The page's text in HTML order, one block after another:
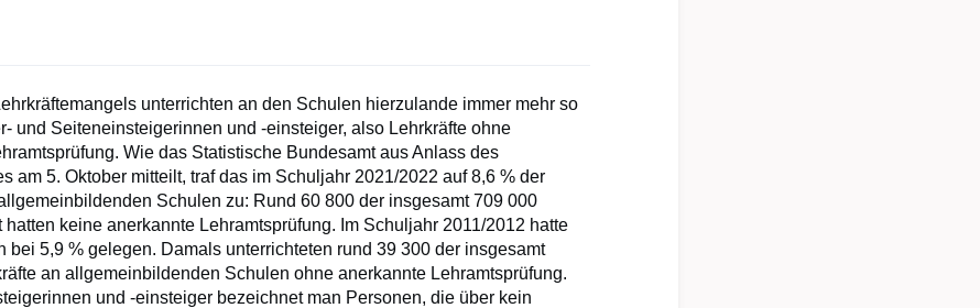
unterrichten an den Schulen hierzulande immer mehr so
und Seiteneinsteigerinnen und -einsteiger, also Lehrkräfte ohne
Wie das Statistische Bundesamt aus Anlass des
am 5. Oktober mitteilt, traf das im Schuljahr 2021/2022 auf 8,6 % der
Schulen zu: Rund 60 800 der insgesamt 709 000
hatten keine anerkannte Lehramtsprüfung. Im Schuljahr 2011/2012 hatte
bei 5,9 % gelegen. Damals unterrichteten rund 39 300 der insgesamt
an allgemeinbildenden Schulen ohne anerkannte Lehramtsprüfung.
und -einsteiger bezeichnet man Personen, die über kein